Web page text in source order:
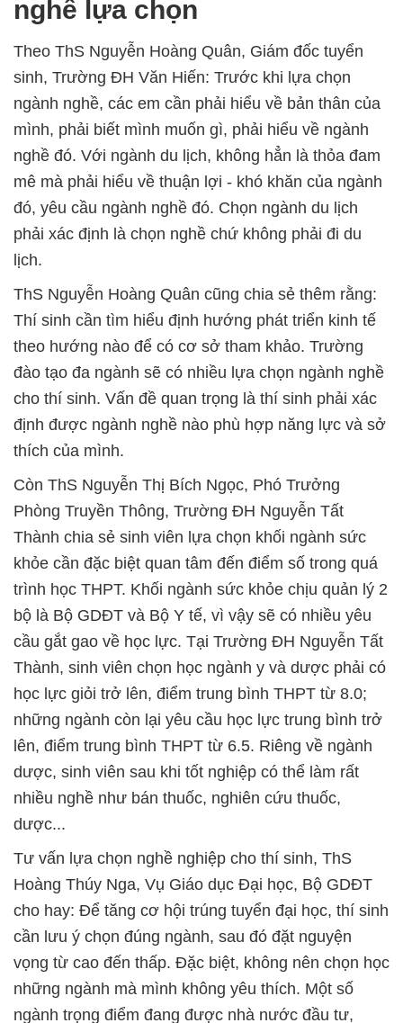
nghề lựa chọn
Theo ThS Nguyễn Hoàng Quân, Giám đốc tuyển
sinh, Trường ĐH Văn Hiến: Trước khi lựa chọn
ngành nghề, các em cần phải hiểu về bản thân của
mình, phải biết mình muốn gì, phải hiểu về ngành
nghề đó. Với ngành du lịch, không hẳn là thỏa đam
mê mà phải hiểu về thuận lợi - khó khăn của ngành
đó, yêu cầu ngành nghề đó. Chọn ngành du lịch
phải xác định là chọn nghề chứ không phải đi du
lịch.
ThS Nguyễn Hoàng Quân cũng chia sẻ thêm rằng:
Thí sinh cần tìm hiểu định hướng phát triển kinh tế
theo hướng nào để có cơ sở tham khảo. Trường
đào tạo đa ngành sẽ có nhiều lựa chọn ngành nghề
cho thí sinh. Vấn đề quan trọng là thí sinh phải xác
định được ngành nghề nào phù hợp năng lực và sở
thích của mình.
Còn ThS Nguyễn Thị Bích Ngọc, Phó Trưởng
Phòng Truyền Thông, Trường ĐH Nguyễn Tất
Thành chia sẻ sinh viên lựa chọn khối ngành sức
khỏe cần đặc biệt quan tâm đến điểm số trong quá
trình học THPT. Khối ngành sức khỏe chịu quản lý 2
bộ là Bộ GDĐT và Bộ Y tế, vì vậy sẽ có nhiều yêu
cầu gắt gao về học lực. Tại Trường ĐH Nguyễn Tất
Thành, sinh viên chọn học ngành y và dược phải có
học lực giỏi trở lên, điểm trung bình THPT từ 8.0;
những ngành còn lại yêu cầu học lực trung bình trở
lên, điểm trung bình THPT từ 6.5. Riêng về ngành
dược, sinh viên sau khi tốt nghiệp có thể làm rất
nhiều nghề như bán thuốc, nghiên cứu thuốc,
dược...
Tư vấn lựa chọn nghề nghiệp cho thí sinh, ThS
Hoàng Thúy Nga, Vụ Giáo dục Đại học, Bộ GDĐT
cho hay: Để tăng cơ hội trúng tuyển đại học, thí sinh
cần lưu ý chọn đúng ngành, sau đó đặt nguyện
vọng từ cao đến thấp. Đặc biệt, không nên chọn học
những ngành mà mình không yêu thích. Một số
ngành trọng điểm đang được nhà nước đầu tư,